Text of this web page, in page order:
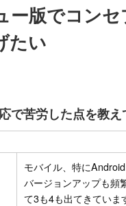
ー版でコン
たい
で苦労した点を教
モバイル、特に
バージョンアップも頻
て3も4も出てきてい